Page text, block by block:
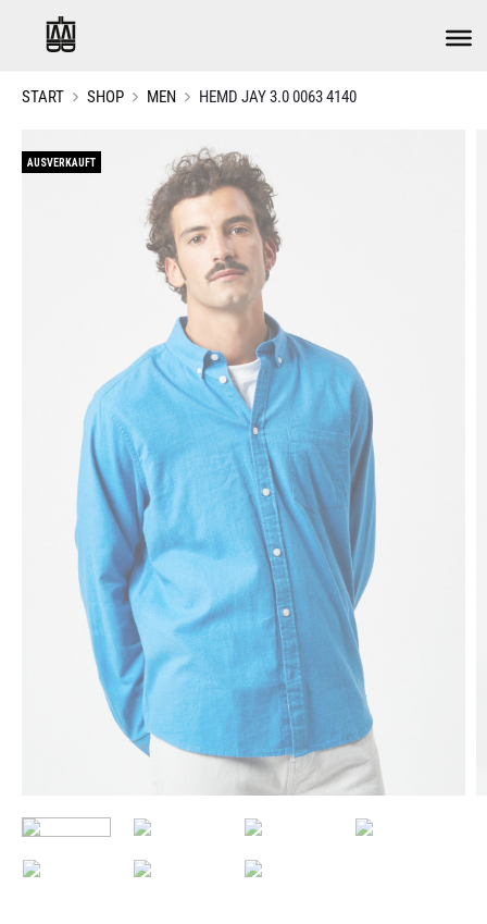
START SHOP MEN HEMD JAY 3.0 0063 4140
AUSVERKAUFT